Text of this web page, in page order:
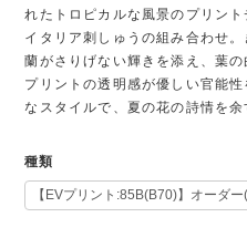
れたトロピカルな風景のプリン
イタリア刺しゅうの組み合わせ
蘭がさりげない輝きを添え、葉
プリントの透明感が優しい官能
なスタイルで、夏の花の詩情を
種類